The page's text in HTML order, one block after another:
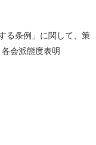
る条例」に関して、策
会派態度表明